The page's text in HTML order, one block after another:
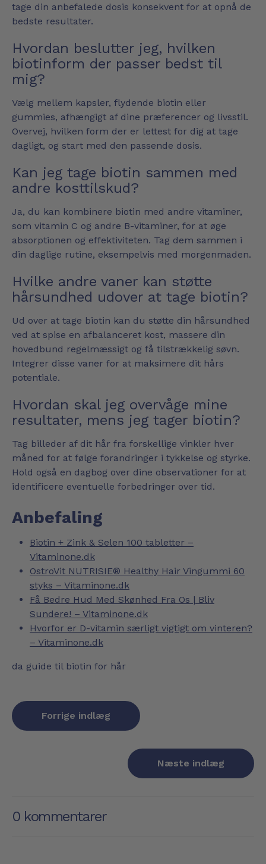
tage din anbefalede dosis konsekvent for at opnå de
bedste resultater.
Hvordan beslutter jeg, hvilken
biotinform der passer bedst til
mig?
Vælg mellem kapsler, flydende biotin eller
gummies, afhængigt af dine præferencer og livsstil.
Overvej, hvilken form der er lettest for dig at tage
dagligt, og start med den passende dosis.
Kan jeg tage biotin sammen med
andre kosttilskud?
Ja, du kan kombinere biotin med andre vitaminer,
som vitamin C og andre B-vitaminer, for at øge
absorptionen og effektiviteten. Tag dem sammen i
din daglige rutine, eksempelvis med morgenmaden.
Hvilke andre vaner kan støtte
hårsundhed udover at tage biotin?
Ud over at tage biotin kan du støtte din hårsundhed
ved at spise en afbalanceret kost, massere din
hovedbund regelmæssigt og få tilstrækkelig søvn.
Integrer disse vaner for at maksimere dit hårs
potentiale.
Hvordan skal jeg overvåge mine
resultater, mens jeg tager biotin?
Tag billeder af dit hår fra forskellige vinkler hver
måned for at følge forandringer i tykkelse og styrke.
Hold også en dagbog over dine observationer for at
identificere eventuelle forbedringer over tid.
Anbefaling
Biotin + Zink & Selen 100 tabletter –
Vitaminone.dk
OstroVit NUTRISIE® Healthy Hair Vingummi 60
styks – Vitaminone.dk
Få Bedre Hud Med Skønhed Fra Os | Bliv
Sundere! – Vitaminone.dk
Hvorfor er D-vitamin særligt vigtigt om vinteren?
– Vitaminone.dk
da guide til biotin for hår
Forrige indlæg
Næste indlæg
0 kommentarer